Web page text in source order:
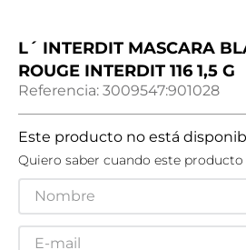
2 212
3. Tribe Elixir
5. Keratin Alpha Sleek
6.
Chanel
Blue Seduction
L´ INTERDIT MASCARA
ROUGE INTERDIT 116 1,5 G
Referencia: 3009547:901028
Este producto no está
Quiero saber cuando este